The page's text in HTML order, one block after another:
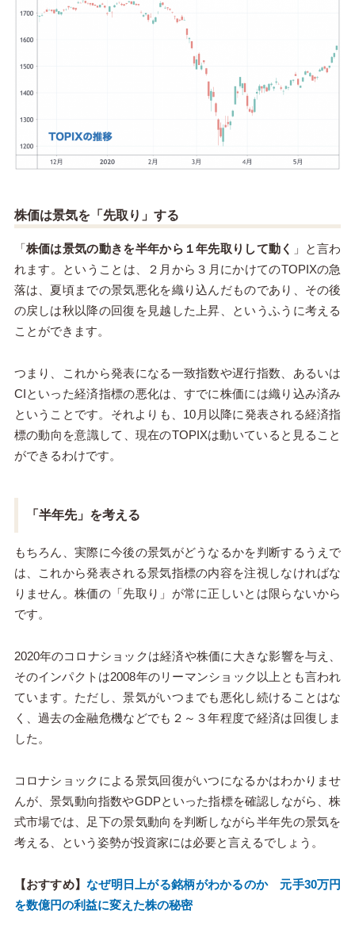
株価は景気を「先取り」する
「株価は景気の動きを半年から１年先取りして動く 」と言わ
れます。ということは、２月から３月にかけてのTOPIXの急
落は、夏頃までの景気悪化を織り込んだものであり、その後
の戻しは秋以降の回復を見越した上昇、というふうに考える
ことができます。
つまり、これから発表になる一致指数や遅行指数、あるいは
CIといった経済指標の悪化は、すでに株価には織り込み済み
ということです。それよりも、10月以降に発表される経済指
標の動向を意識して、現在のTOPIXは動いていると見ること
ができるわけです。
「半年先」を考える
もちろん、実際に今後の景気がどうなるかを判断するうえで
は、これから発表される景気指標の内容を注視しなければな
りません。株価の「先取り」が常に正しいとは限らないから
です。
2020年のコロナショックは経済や株価に大きな影響を与え、
そのインパクトは2008年のリーマンショック以上とも言われ
ています。ただし、景気がいつまでも悪化し続けることはな
く、過去の金融危機などでも２～３年程度で経済は回復しま
した。
コロナショックによる景気回復がいつになるかはわかりませ
んが、景気動向指数やGDPといった指標を確認しながら、株
式市場では、足下の景気動向を判断しながら半年先の景気を
考える、という姿勢が投資家には必要と言えるでしょう。
【おすすめ】なぜ明日上がる銘柄がわかるのか 元手30万円
を数億円の利益に変えた株の秘密